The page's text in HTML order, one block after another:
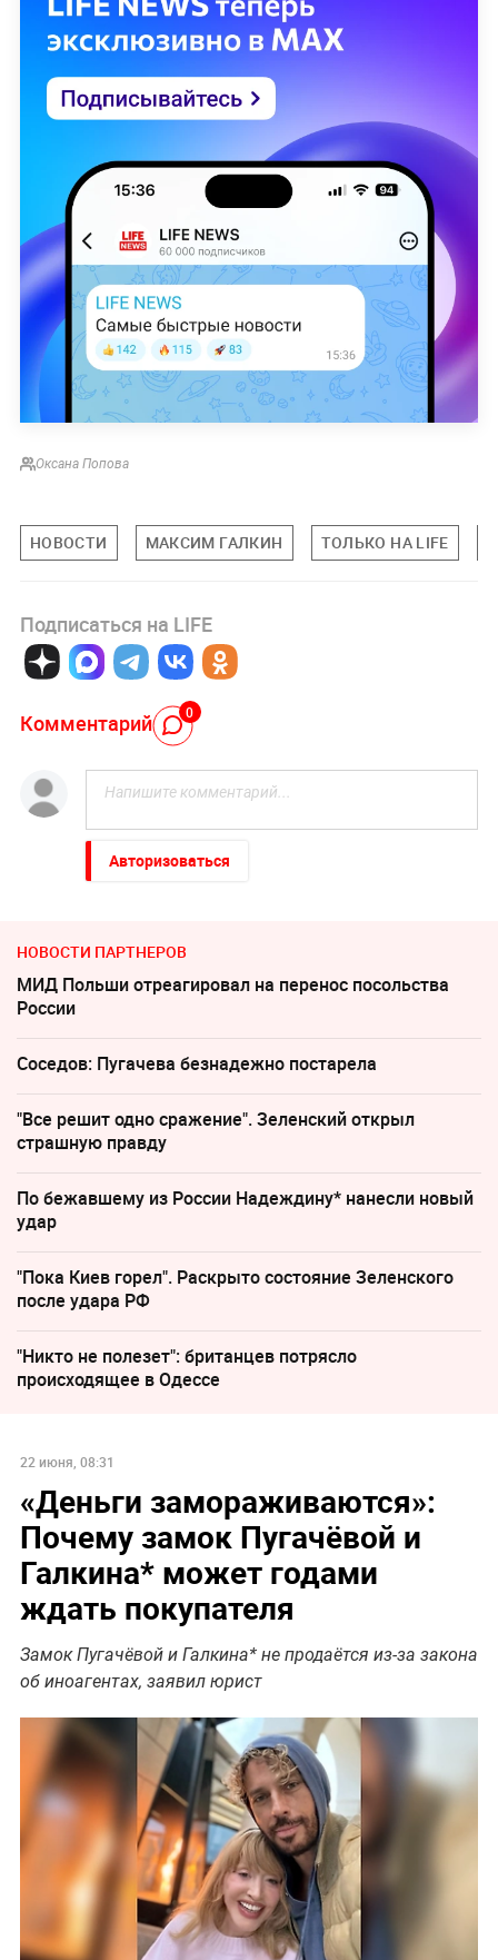
Оксана Попова
НОВОСТИ МАКСИМ ГАЛКИН ТОЛЬКО НА LIFE
Подписаться на LIFE
Комментарий 0
Авторизоваться
НОВОСТИ ПАРТНЕРОВ
МИД Польши отреагировал на перенос посольства
России
Соседов: Пугачева безнадежно постарела
"Все решит одно сражение". Зеленский открыл
страшную правду
По бежавшему из России Надеждину* нанесли новый
удар
"Пока Киев горел". Раскрыто состояние Зеленского
после удара РФ
"Никто не полезет": британцев потрясло
происходящее в Одессе
22 июня, 08:31
«Деньги замораживаются»:
Почему замок Пугачёвой и
Галкина* может годами
ждать покупателя
Замок Пугачёвой и Галкина* не продаётся из-за закона
об иноагентах, заявил юрист